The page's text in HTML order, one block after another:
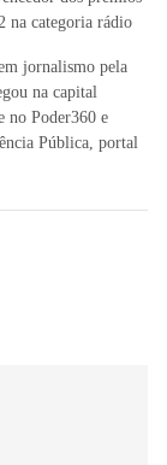
na categoria rádio
jornalismo pela
na capital
no Poder360 e
Pública, portal